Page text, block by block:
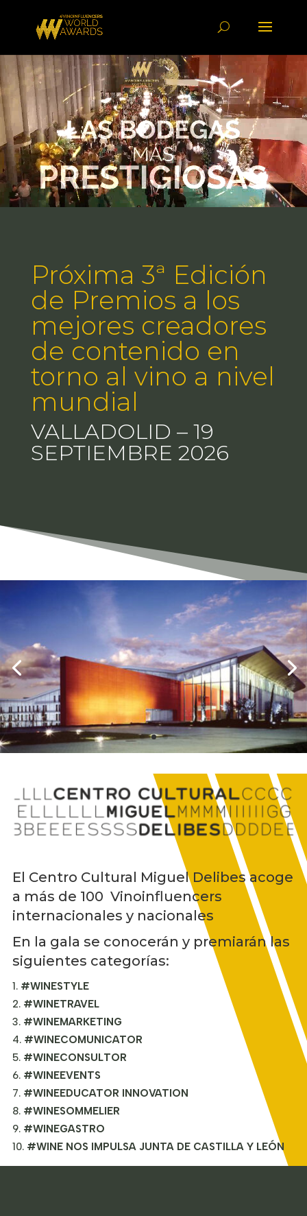
Reproductor
de
vídeo
Próxima 3ª Edición
de Premios a los
mejores creadores
de contenido en
torno al vino a nivel
mundial
VALLADOLID – 19
SEPTIEMBRE 2026
El Centro Cultural Miguel Delibes acoge
a más de 100 Vinoinfluencers
internacionales y nacionales
En la gala se conocerán y premiarán las
siguientes categorías:
#WINESTYLE
#WINETRAVEL
#WINEMARKETING
#WINECOMUNICATOR
#WINECONSULTOR
#WINEEVENTS
#WINEEDUCATOR INNOVATION
#WINESOMMELIER
#WINEGASTRO
#WINE NOS IMPULSA JUNTA DE CASTILLA Y LEÓN